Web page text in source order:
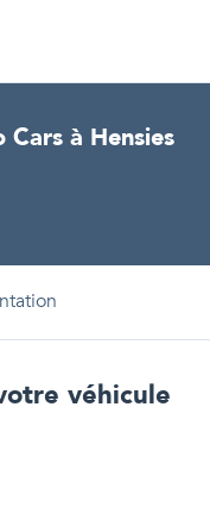
Cars à Hensies
véhicule